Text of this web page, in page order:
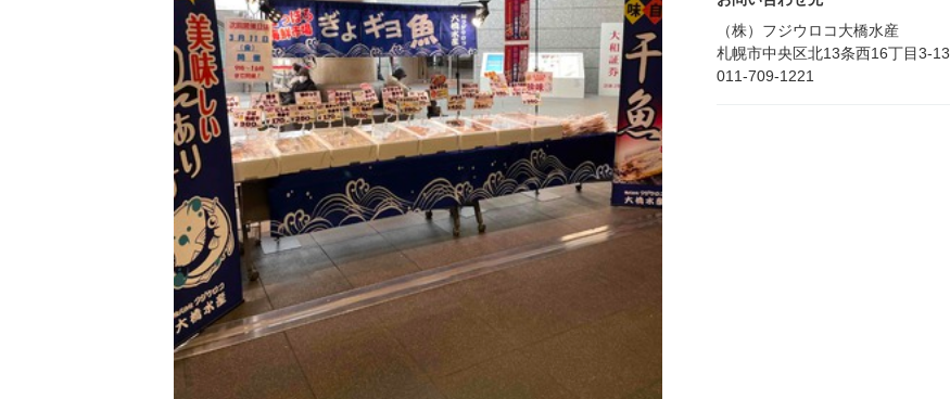
（株）フジウロコ大橋水産
札幌市中央区北13条西16丁目3-13
011-709-1221